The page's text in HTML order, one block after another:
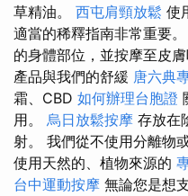
草精油。 西屯肩頸放鬆 使
適當的稀釋指南非常重要
的身體部位，並按摩至皮膚
產品與我們的舒緩 唐六典
霜、CBD 如何辦理台胞證
用。 烏日放鬆按摩 存放在
射。 我們從不使用分離物
使用天然的、植物來源的
台中運動按摩 無論您是想